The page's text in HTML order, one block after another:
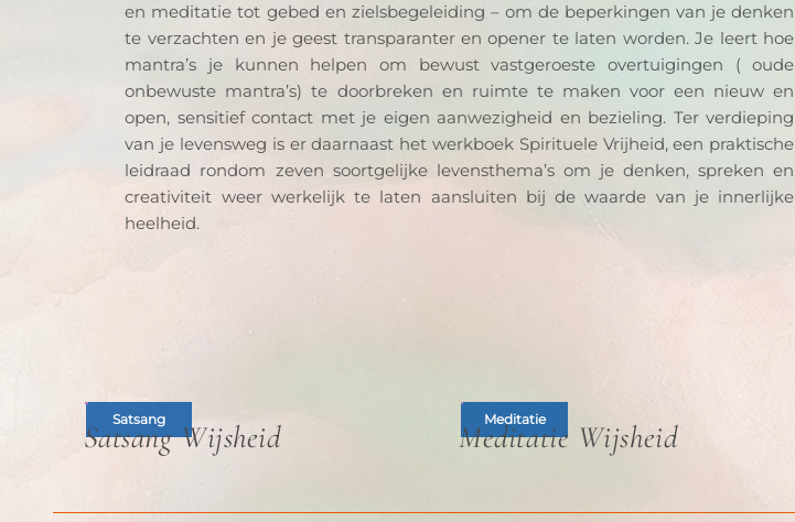
Satsang
Satsang Wijsheid Meditatie
Meditatie Wijsheid
en meditatie tot gebed en zielsbegeleiding – om de beperkingen van je denken
te verzachten en je geest transparanter en opener te laten worden. Je leert hoe
mantra’s je kunnen helpen om bewust vastgeroeste overtuigingen ( oude
onbewuste mantra’s) te doorbreken en ruimte te maken voor een nieuw en
open, sensitief contact met je eigen aanwezigheid en bezieling. Ter verdieping
van je levensweg is er daarnaast het werkboek Spirituele Vrijheid, een praktische
leidraad rondom zeven soortgelijke levensthema’s om je denken, spreken en
creativiteit weer werkelijk te laten aansluiten bij de waarde van je innerlijke
heelheid.